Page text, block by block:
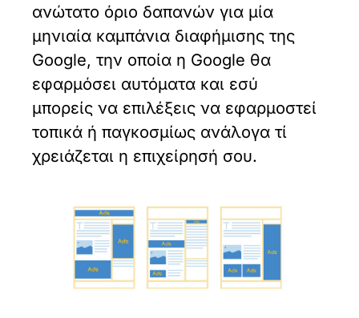
ανώτατο όριο δαπανών για μία
μηνιαία καμπάνια διαφήμισης της
Google, την οποία η Google θα
εφαρμόσει αυτόματα και εσύ
μπορείς να επιλέξεις να εφαρμοστεί
τοπικά ή παγκοσμίως ανάλογα τί
χρειάζεται η επιχείρησή σου.